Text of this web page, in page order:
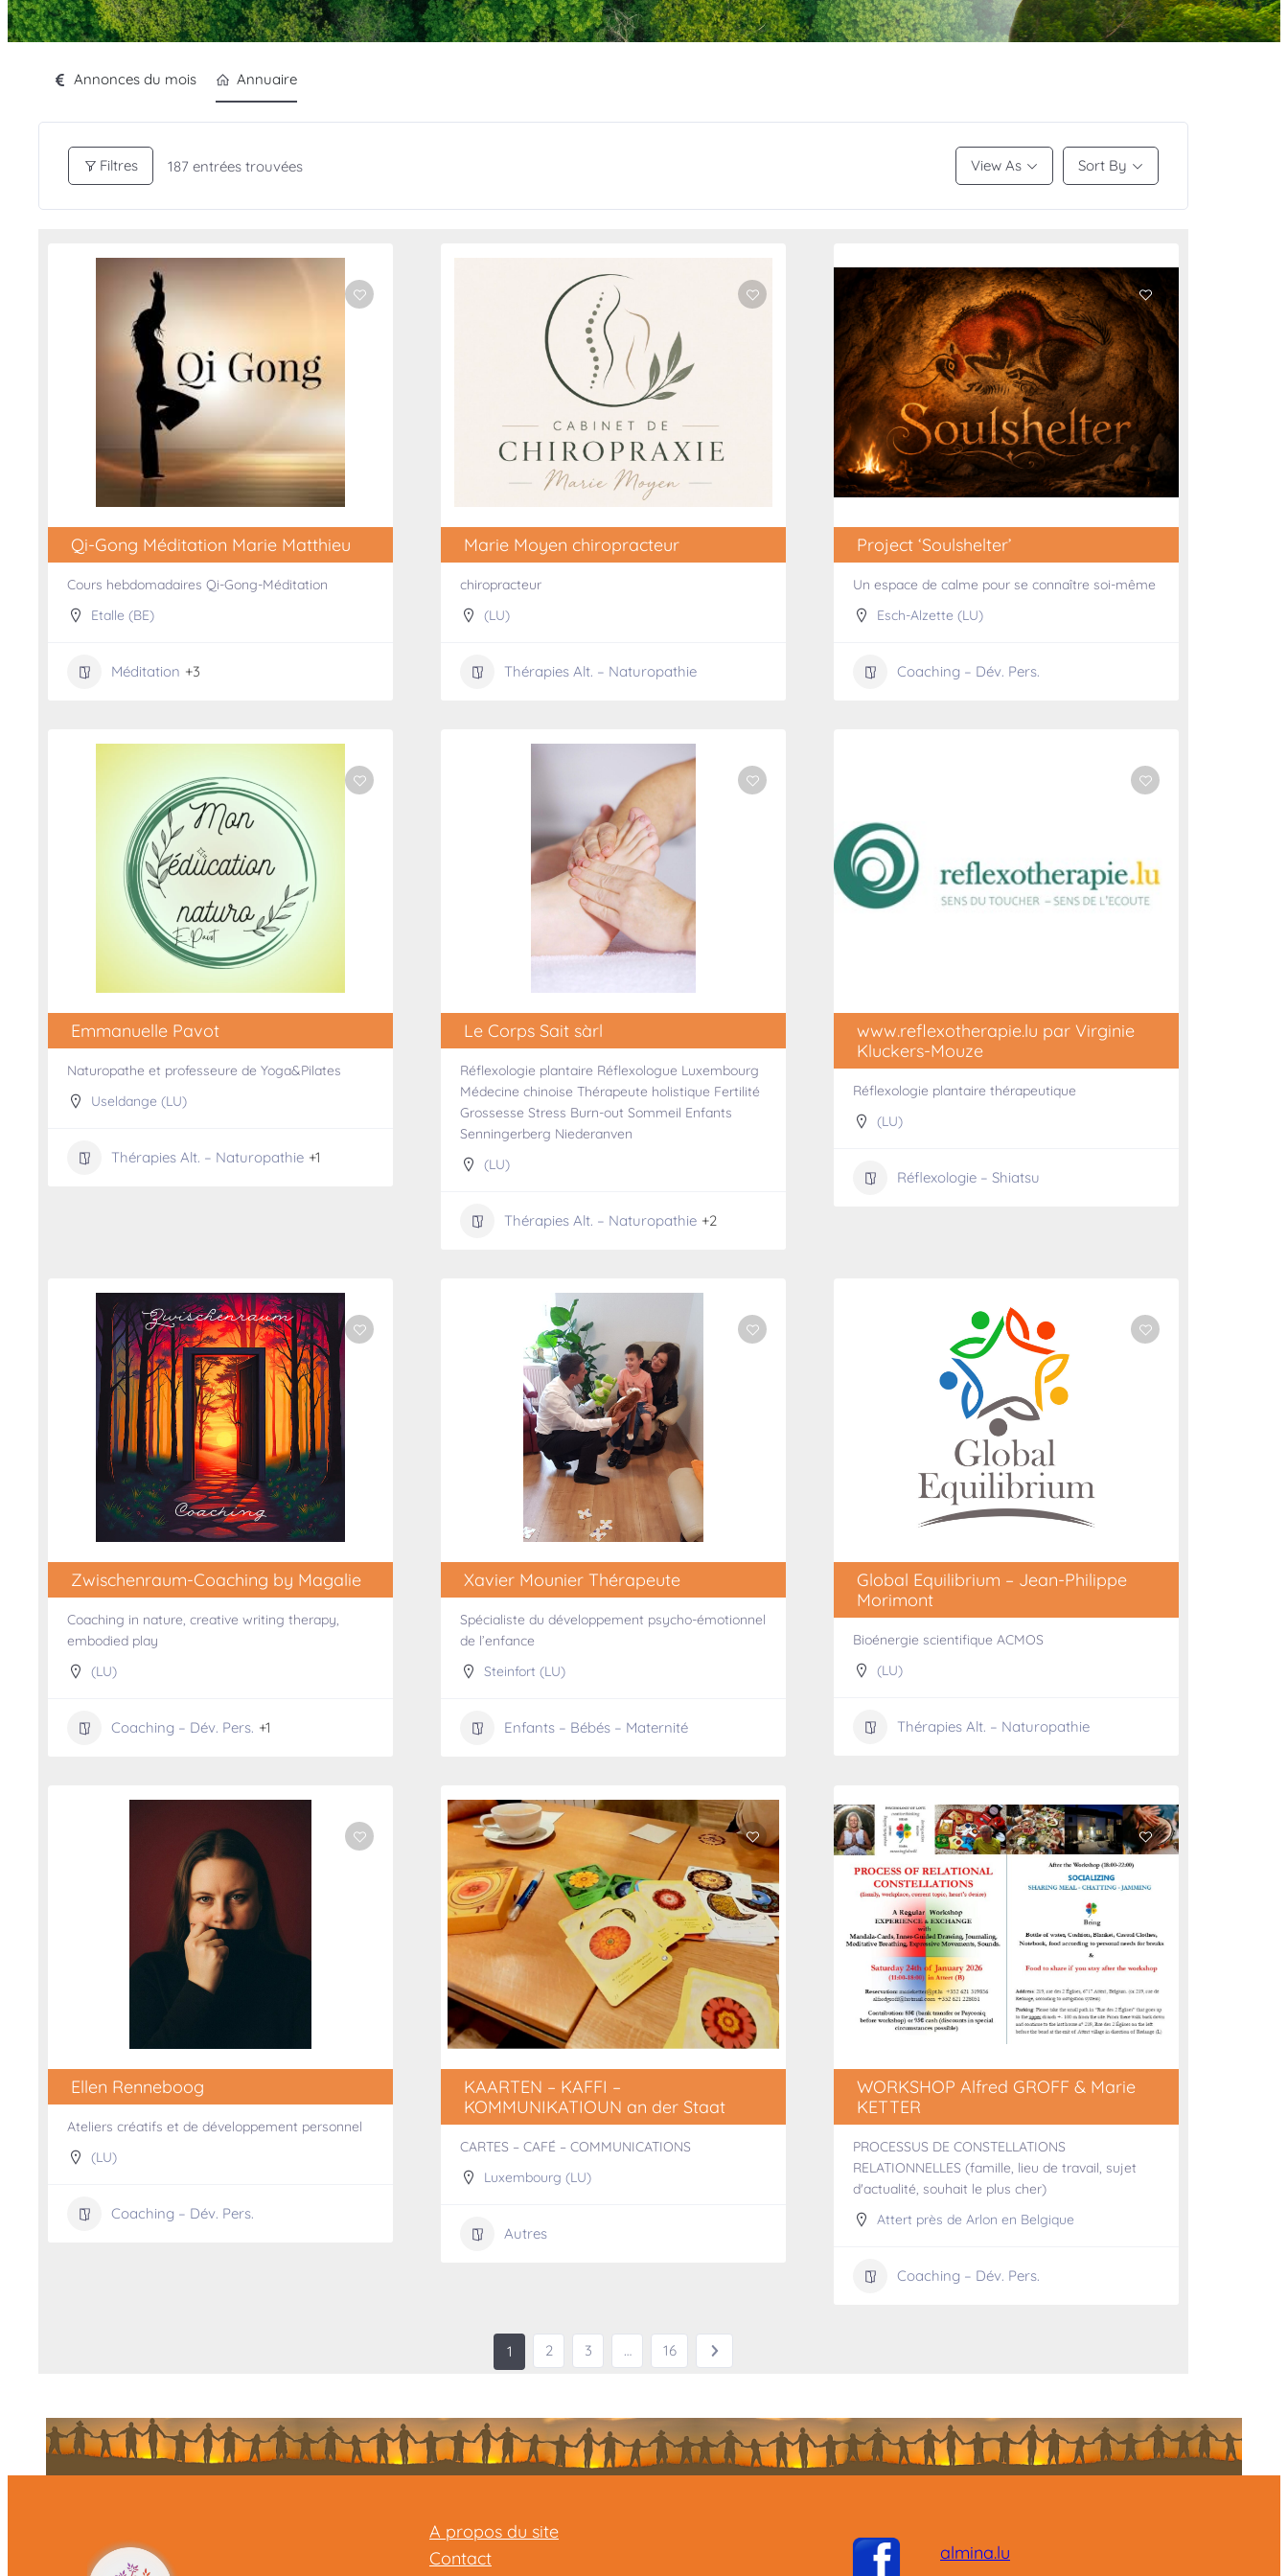
Annonces du mois Annuaire
Filtres 187 entrées trouvées View As Sort By
Qi-Gong Méditation Marie Matthieu
Cours hebdomadaires Qi-Gong-Méditation
Etalle (BE)
Méditation +3
Marie Moyen chiropracteur
chiropracteur
(LU)
Thérapies Alt. – Naturopathie
Project ‘Soulshelter’
Un espace de calme pour se connaître soi-même
Esch-Alzette (LU)
Coaching – Dév. Pers.
Emmanuelle Pavot
Naturopathe et professeure de Yoga&Pilates
Useldange (LU)
Thérapies Alt. – Naturopathie +1
Le Corps Sait sàrl
Réflexologie plantaire Réflexologue Luxembourg
Médecine chinoise Thérapeute holistique Fertilité
Grossesse Stress Burn-out Sommeil Enfants
Senningerberg Niederanven
(LU)
Thérapies Alt. – Naturopathie +2
www.reflexotherapie.lu par Virginie
Kluckers-Mouze
Réflexologie plantaire thérapeutique
(LU)
Réflexologie – Shiatsu
Zwischenraum-Coaching by Magalie
Coaching in nature, creative writing therapy,
embodied play
(LU)
Coaching – Dév. Pers. +1
Xavier Mounier Thérapeute
Spécialiste du développement psycho-émotionnel
de l’enfance
Steinfort (LU)
Enfants – Bébés – Maternité
Global Equilibrium – Jean-Philippe
Morimont
Bioénergie scientifique ACMOS
(LU)
Thérapies Alt. – Naturopathie
Ellen Renneboog
Ateliers créatifs et de développement personnel
(LU)
Coaching – Dév. Pers.
KAARTEN – KAFFI –
KOMMUNIKATIOUN an der Staat
CARTES – CAFÉ – COMMUNICATIONS
Luxembourg (LU)
Autres
WORKSHOP Alfred GROFF & Marie
KETTER
PROCESSUS DE CONSTELLATIONS
RELATIONNELLES (famille, lieu de travail, sujet
d'actualité, souhait le plus cher)
Attert près de Arlon en Belgique
Coaching – Dév. Pers.
1 2 3 … 16
A propos du site
Contact
almina.lu